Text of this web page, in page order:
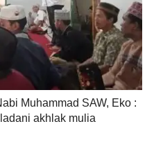
Muhammad SAW, Eko :
akhlak mulia